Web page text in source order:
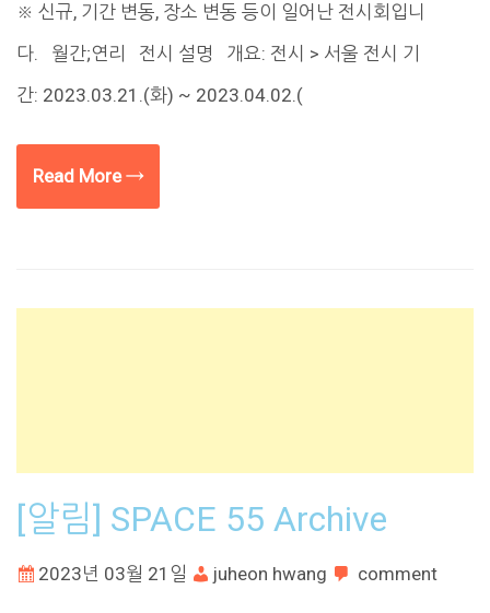
※ 신규, 기간 변동, 장소 변동 등이 일어난 전시회입니
다. 월간;연리 전시 설명 개요: 전시 > 서울 전시 기
간: 2023.03.21.(화) ~ 2023.04.02.(
Read More →
[알림] SPACE 55 Archive
2023년 03월 21일 juheon hwang comment